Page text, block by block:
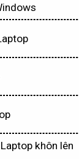
khôn lên